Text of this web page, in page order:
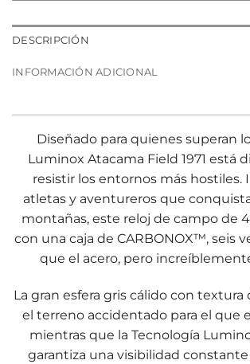
DESCRIPCIÓN
INFORMACIÓN ADICIONAL
Diseñado para quienes superan
Luminox Atacama Field 1971 está
resistir los entornos más hostiles.
atletas y aventureros que
montañas, este reloj de campo de
con una caja de CARBONOX™, seis
que el acero, pero
La gran esfera gris cálido con textura
el terreno accidentado para el que
mientras que la Tecnología
garantiza una visibilidad constante